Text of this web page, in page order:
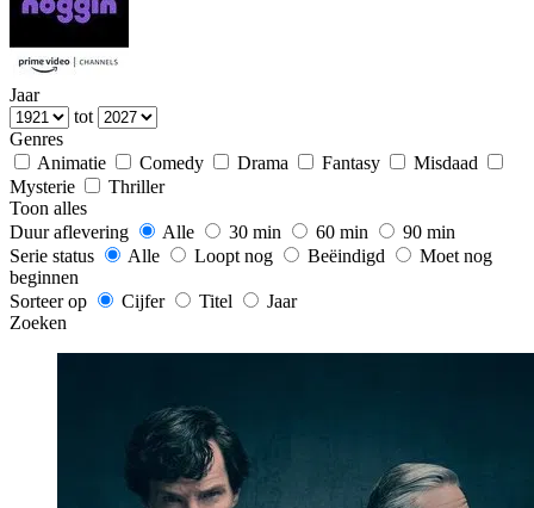
Jaar
tot
Genres
Animatie
Comedy Drama Fantasy
Misdaad
Mysterie
Thriller
Toon alles
Duur aflevering
Alle 30 min 60 min
90 min
Serie status
Alle Loopt nog Beëindigd
Moet nog
beginnen
Sorteer op
Cijfer Titel
Jaar
Zoeken